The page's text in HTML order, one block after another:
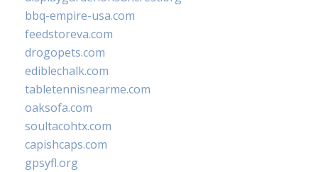
bbq-empire-usa.com
feedstoreva.com
drogopets.com
ediblechalk.com
tabletennisnearme.com
oaksofa.com
soultacohtx.com
capishcaps.com
gpsyfl.org